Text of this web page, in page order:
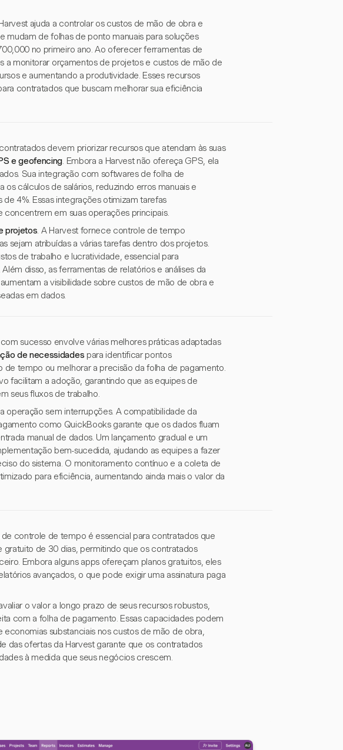
ajuda a controlar os custos de mão de obra e
mudam de folhas de ponto manuais para soluções
no primeiro ano. Ao oferecer ferramentas de
a monitorar orçamentos de projetos e custos de mão de
e aumentando a produtividade. Esses recursos
contratados que buscam melhorar sua eficiência
devem priorizar recursos que atendam às suas
e geofencing. Embora a Harvest não ofereça GPS, ela
Sua integração com softwares de folha de
cálculos de salários, reduzindo erros manuais e
4%. Essas integrações otimizam tarefas
em suas operações principais.
projetos. A Harvest fornece controle de tempo
sejam atribuídas a várias tarefas dentro dos projetos.
de trabalho e lucratividade, essencial para
disso, as ferramentas de relatórios e análises da
a visibilidade sobre custos de mão de obra e
em dados.
sucesso envolve várias melhores práticas adaptadas
de necessidades para identificar pontos
tempo ou melhorar a precisão da folha de pagamento.
facilitam a adoção, garantindo que as equipes de
seus fluxos de trabalho.
operação sem interrupções. A compatibilidade da
como QuickBooks garante que os dados fluam
manual de dados. Um lançamento gradual e um
bem-sucedida, ajudando as equipes a fazer
do sistema. O monitoramento contínuo e a coleta de
para eficiência, aumentando ainda mais o valor da
controle de tempo é essencial para contratados que
de 30 dias, permitindo que os contratados
Embora alguns apps ofereçam planos gratuitos, eles
avançados, o que pode exigir uma assinatura paga
o valor a longo prazo de seus recursos robustos,
com a folha de pagamento. Essas capacidades podem
substanciais nos custos de mão de obra,
das ofertas da Harvest garante que os contratados
à medida que seus negócios crescem.